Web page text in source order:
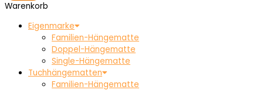
Warenkorb
Eigenmarke
Familien-Hängematte
Doppel-Hängematte
Single-Hängematte
Tuchhängematten
Familien-Hängematte